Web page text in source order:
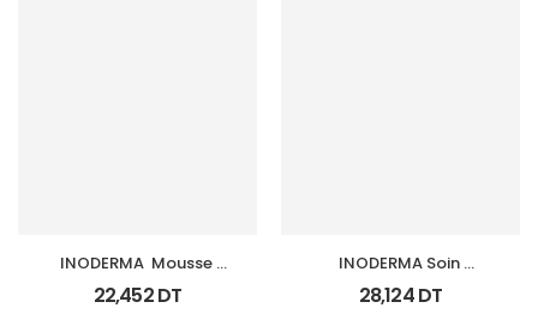
INODERMA  Mousse
Nettoyante /
Demaquille Fl 150Ml
22,452DT
INODERMA Soin
Capillaire Anti Chute
28,124DT